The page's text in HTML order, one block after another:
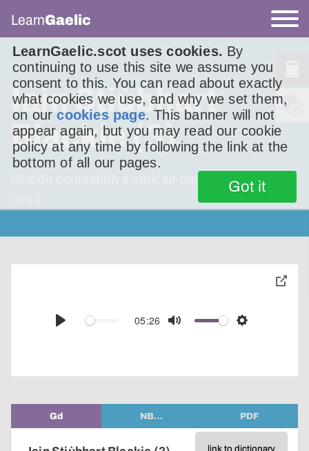
LearnGaelic.scot uses cookies. By
continuing to use this site we assume you
consent to this. You can read about exactly
what cookies we use, and why we set them,
on ourcookies page. This banner will not
appear again, but you may read our cookie
policy at any time by following the link at the
bottom of all our pages.
Got it
LearnGaelic
Iain Stiùbhart
Blackie (3)
Chaidh comataidh a chur air chois ann an ochd
Play
05:26
Mute Settings
toggle
Gd NB… PDF
link to dictionary